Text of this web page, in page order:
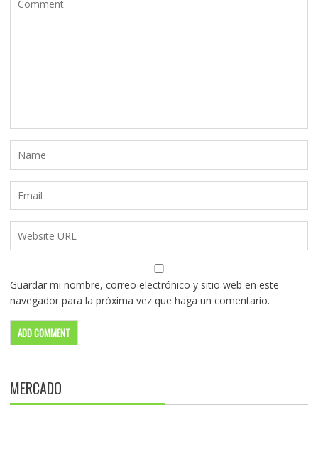
Guardar mi nombre, correo electrónico y sitio web en este
navegador para la próxima vez que haga un comentario.
MERCADO